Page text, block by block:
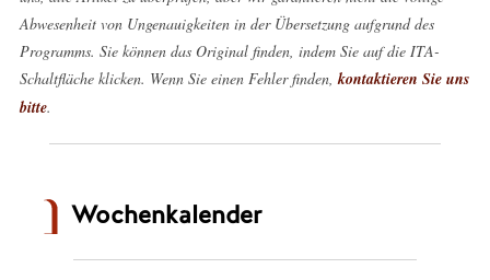
Abwesenheit von Ungenauigkeiten in der Übersetzung aufgrund des
Programms. Sie können das Original finden, indem Sie auf die ITA-
Schaltfläche klicken. Wenn Sie einen Fehler finden, kontaktieren Sie uns
bitte.
Wochenkalender